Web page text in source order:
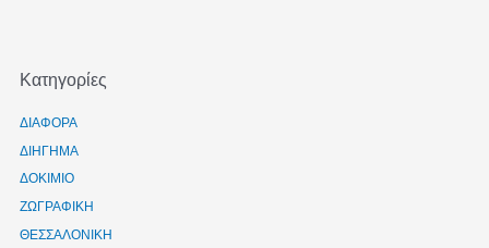
Kατηγορίες
ΔΙΑΦΟΡΑ
ΔΙΗΓΗΜΑ
ΔΟΚΙΜΙΟ
ΖΩΓΡΑΦΙΚΗ
ΘΕΣΣΑΛΟΝΙΚΗ